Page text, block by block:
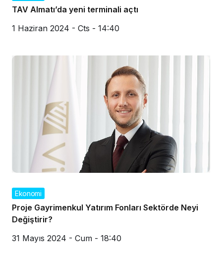
TAV Almatı’da yeni terminali açtı
1 Haziran 2024 - Cts - 14:40
Ekonomi
Proje Gayrimenkul Yatırım Fonları Sektörde Neyi
Değiştirir?
31 Mayıs 2024 - Cum - 18:40